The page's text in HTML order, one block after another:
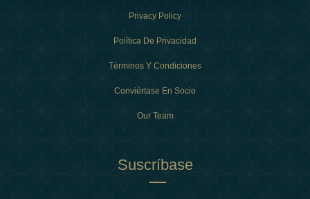
Privacy Policy
Política De Privacidad
Términos Y Condiciones
Conviértase En Socio
Our Team
Suscríbase